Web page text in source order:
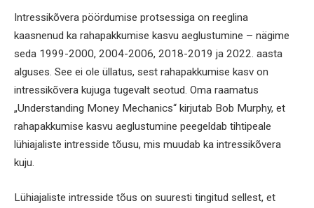
Intressikõvera pöördumise protsessiga on reeglina
kaasnenud ka rahapakkumise kasvu aeglustumine – nägime
seda 1999-2000, 2004-2006, 2018-2019 ja 2022. aasta
alguses. See ei ole üllatus, sest rahapakkumise kasv on
intressikõvera kujuga tugevalt seotud. Oma raamatus
„Understanding Money Mechanics“ kirjutab Bob Murphy, et
rahapakkumise kasvu aeglustumine peegeldab tihtipeale
lühiajaliste intresside tõusu, mis muudab ka intressikõvera
kuju.
Lühiajaliste intresside tõus on suuresti tingitud sellest, et